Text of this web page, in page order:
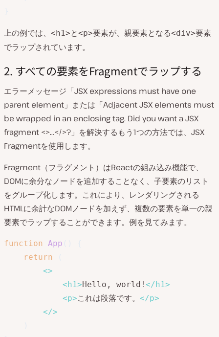
上の例では、 <h1>と<p>要素が、親要素となる<div>要素
でラップされています。
2. すべての要素をFragmentでラップする
エラーメッセージ「JSX expressions must have one
parent element」または「Adjacent JSX elements must
be wrapped in an enclosing tag. Did you want a JSX
fragment <>…</>?」を解決するもう1つの方法では、JSX
Fragmentを使用します。
Fragment（フラグメント）はReactの組み込み機能で、
DOMに余分なノードを追加することなく、子要素のリスト
をグループ化します。これにより、レンダリングされる
HTMLに余計なDOMノードを加えず、複数の要素を単一の親
要素でラップすることができます。例を見てみます。
function App
return
<>
<h1>Hello, world! </h1>
<p>これは段落です。 </p>
</>